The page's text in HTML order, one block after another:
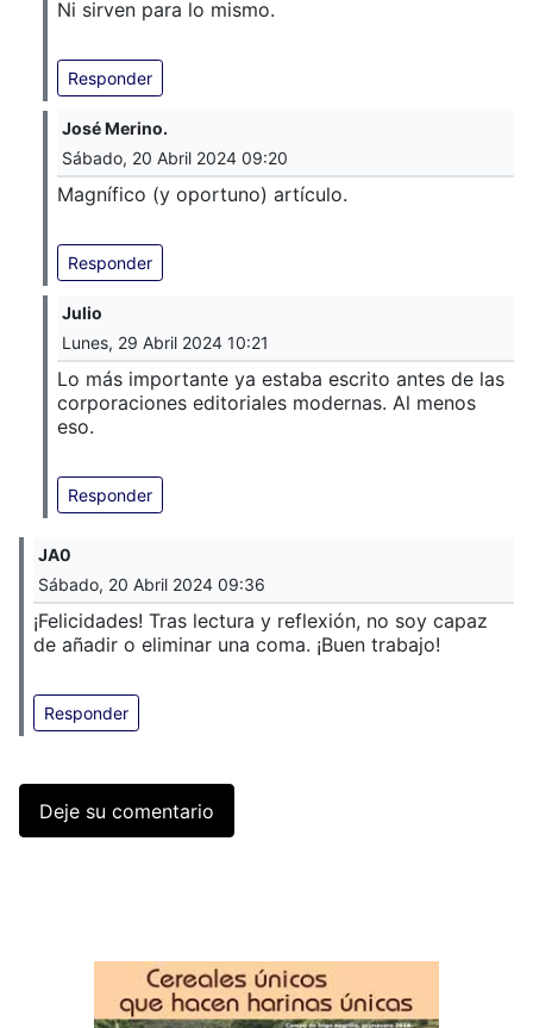
Ni sirven para lo mismo.
Responder
José Merino.
Sábado, 20 Abril 2024 09:20
Magnífico (y oportuno) artículo.
Responder
Julio
Lunes, 29 Abril 2024 10:21
Lo más importante ya estaba escrito antes de las
corporaciones editoriales modernas. Al menos
eso.
Responder
JA0
Sábado, 20 Abril 2024 09:36
¡Felicidades! Tras lectura y reflexión, no soy capaz
de añadir o eliminar una coma. ¡Buen trabajo!
Responder
Deje su comentario